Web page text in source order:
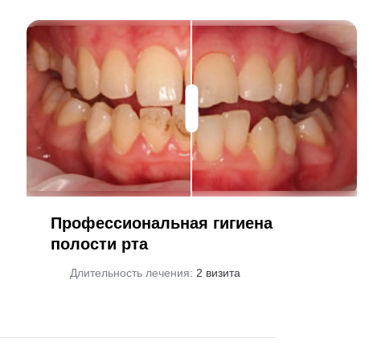
Профессиональная гигиена
полости рта
Длительность лечения: 2 визита